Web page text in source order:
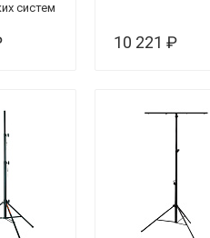
систем
10 221 ₽